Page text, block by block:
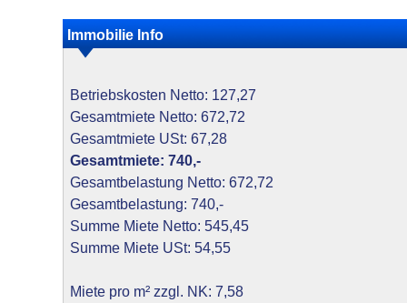
Immobilie Info
Betriebskosten Netto: 127,27
Gesamtmiete Netto: 672,72
Gesamtmiete USt: 67,28
Gesamtmiete: 740,-
Gesamtbelastung Netto: 672,72
Gesamtbelastung: 740,-
Summe Miete Netto: 545,45
Summe Miete USt: 54,55
Miete pro m² zzgl. NK: 7,58